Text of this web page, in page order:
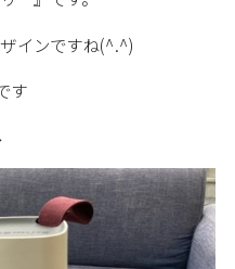
インですね(^.^)